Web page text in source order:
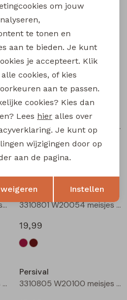
3310404 W20049 meisjes sweatshirt Taupe
Persival
22,99
3310800 W20053 meisjes rok kort Marine
Persival
3310800 W20053 meisjes rok kort Bordeaux
19,99
3310800 W20053 meisjes rok kort Bruin donker
Persival
3310801 W20054 meisjes rok kort Bordeaux
19,99
3310801 W20054 meisjes rok kort Bruin donker
Persival
3310805 W20100 meisjes rok kort Marine
Opslaan
om jouw
te tonen en
aan te bieden. Je kunt
je accepteert. Klik
cookies, of kies
aan te passen.
cookies? Kies dan
Lees hier alles over
Je kunt op
wijzigingen door op
aan de pagina.
weigeren Instellen